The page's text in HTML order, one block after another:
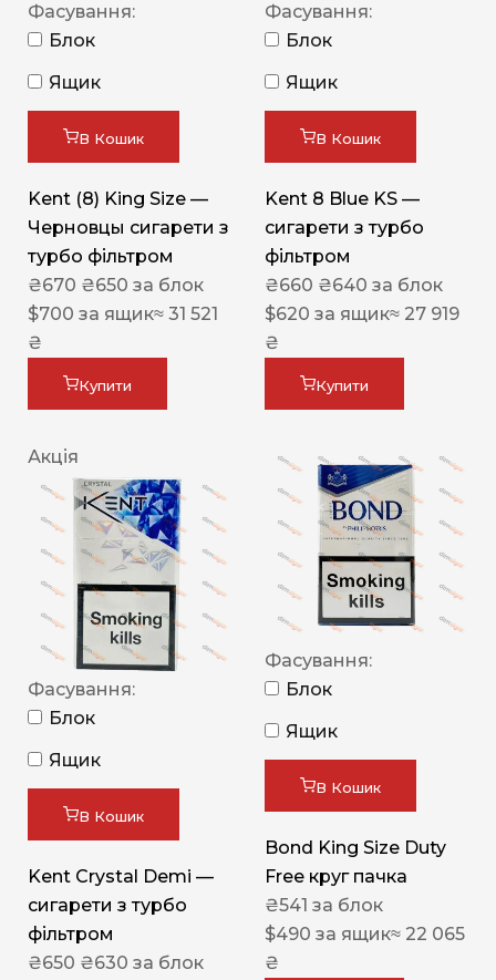
Фасування:
Блок
Ящик
В Кошик
Kent (8) King Size —
Черновцы сигарети з
турбо фільтром
₴670 ₴650 за блок
$700 за ящик≈ 31 521
₴
Купити
Фасування:
Блок
Ящик
В Кошик
Kent 8 Blue KS —
сигарети з турбо
фільтром
₴660 ₴640 за блок
$620 за ящик≈ 27 919
₴
Купити
Акція
Фасування:
Блок
Ящик
В Кошик
Kent Crystal Demi —
сигарети з турбо
фільтром
₴650 ₴630 за блок
Фасування:
Блок
Ящик
В Кошик
Bond King Size Duty
Free круг пачка
₴541 за блок
$490 за ящик≈ 22 065
₴